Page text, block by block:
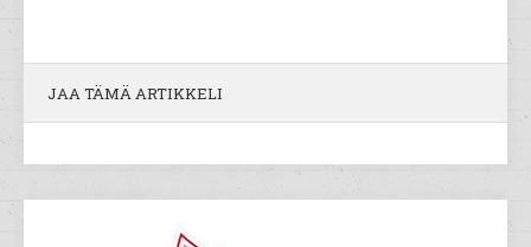
JAA TÄMÄ ARTIKKELI